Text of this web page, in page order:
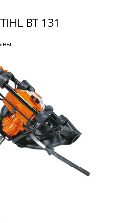
BT 131